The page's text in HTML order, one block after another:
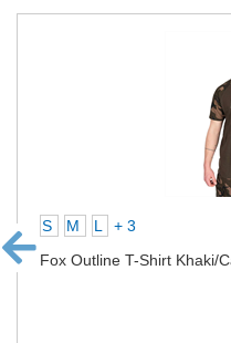
S M L
+ 3
Fox Outline T-Shirt Khaki/